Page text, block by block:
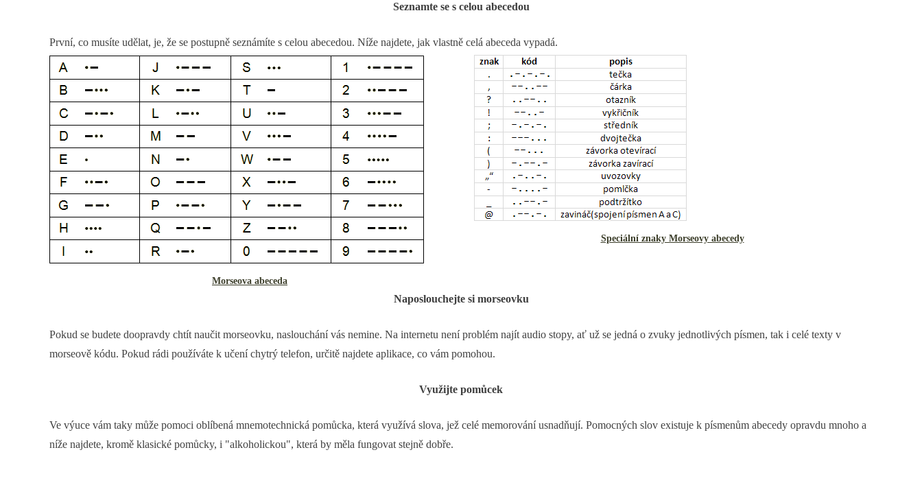
Seznamte se s celou abecedou
První, co musíte udělat, je, že se postupně seznámíte s celou abecedou. Níže najdete, jak vlastně celá abeceda vypadá.
Morseova abeceda
Speciální znaky Morseovy abecedy
Naposlouchejte si morseovku
Pokud se budete doopravdy chtít naučit morseovku, naslouchání vás nemine. Na internetu není problém najít audio stopy, ať už se jedná o zvuky jednotlivých písmen, tak i celé texty v
morseově kódu. Pokud rádi používáte k učení chytrý telefon, určitě najdete aplikace, co vám pomohou.
Využijte pomůcek
Ve výuce vám taky může pomoci oblíbená mnemotechnická pomůcka, která využívá slova, jež celé memorování usnadňují. Pomocných slov existuje k písmenům abecedy opravdu mnoho a
níže najdete, kromě klasické pomůcky, i "alkoholickou", která by měla fungovat stejně dobře.